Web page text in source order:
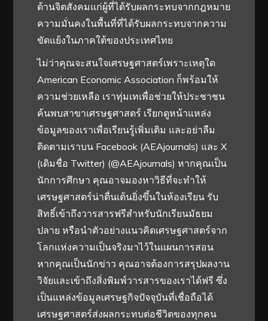
ด้านจิตสังคมแก่ผู้ที่ได้รับผลกระทบจากกฎหมาย
ความมั่นคงในพื้นที่ที่ได้รับผลกระทบจากความ
ขัดแย้งในภาคใต้ของประเทศไทย
ไม่ว่าคุณจะสนใจเศรษฐศาสตร์เพราะเหตุใด
American Economic Association ก็พร้อมให้
ความช่วยเหลือ เราทุ่มเทเพื่อช่วยให้ประชาชน
ค้นพบสาขาเศรษฐศาสตร์ เรียกดูหน้าแหล่ง
ข้อมูลของเราเพื่อเรียนรู้เพิ่มเติม และอย่าลืม
ติดตามเราบน Facebook (AEAjournals) และ X
(เดิมชื่อ Twitter) (@AEAjournals) หากคุณเป็น
นักการศึกษา คุณอาจมองหาวิธีที่จะทำให้
เศรษฐศาสตร์น่าตื่นเต้นยิ่งขึ้นในห้องเรียน รับ
สิทธิ์เข้าถึงวารสารฟรีสำหรับนักเรียนมัธยม
ปลาย หรือนำตัวอย่างแนวคิดเศรษฐศาสตร์จาก
โลกแห่งความเป็นจริงมาไว้ในแผนการสอน
หากคุณเป็นนักข่าว คุณอาจต้องการสรุปผลงาน
วิจัยและเข้าถึงสิ่งพิมพ์วารสารของเราได้ฟรี ซึ่ง
เป็นแหล่งข้อมูลเศรษฐกิจปัจจุบันที่เชื่อถือได้
เศรษฐศาสตร์ส่งผลกระทบต่อชีวิตของทุกคน